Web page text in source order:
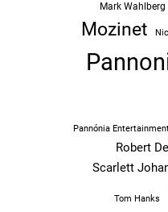
Mark Wahlberg
Mozinet
Pannónia
Robert
Scarlett
Tom Hanks